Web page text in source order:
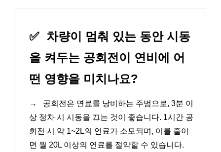
✅ 차량이 멈춰 있는 동안 시동
을 켜두는 공회전이 연비에 어
떤 영향을 미치나요?
→
공회전은 연료를 낭비하는 주범으로, 3분 이
상 정차 시 시동을 끄는 것이 좋습니다. 1시간 공
회전 시 약 1~2L의 연료가 소모되며, 이를 줄이
면 월 20L 이상의 연료를 절약할 수 있습니다.